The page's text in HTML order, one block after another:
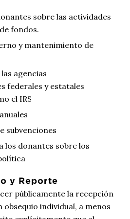
sobre las actividades
fondos.
y mantenimiento de
agencias
federales y estatales
el IRS
subvenciones
los donantes sobre los
y Reporte
públicamente la recepción
individual, a menos